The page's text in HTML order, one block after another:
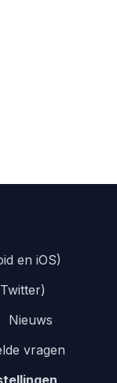
en iOS)
Nieuws
vragen